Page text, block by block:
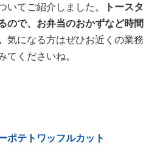
いてご紹介しました。
トースタ
ので、お弁当のおかずなど時間
気になる方はぜひお近くの業務
てくださいね。
ポテトワッフルカット